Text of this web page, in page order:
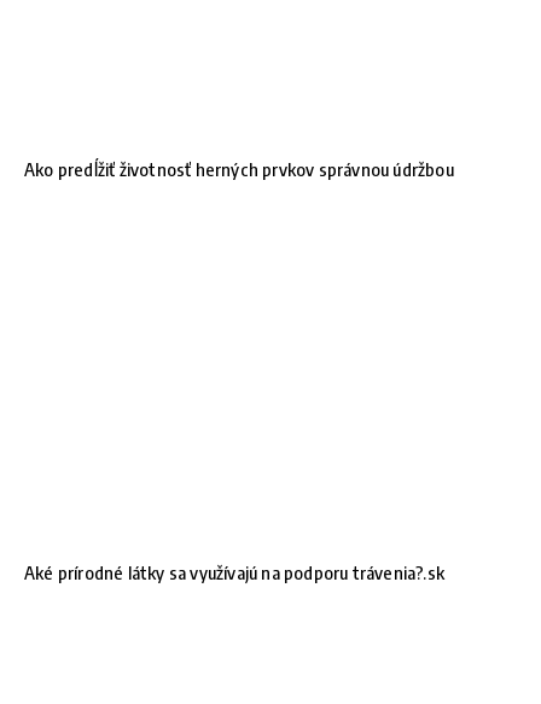
Ako predĺžiť životnosť herných prvkov správnou údržbou
Aké prírodné látky sa využívajú na podporu trávenia?.sk